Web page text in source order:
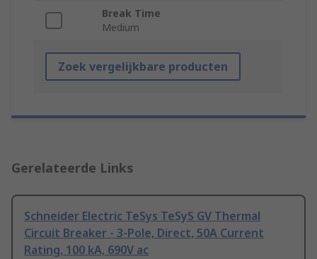
Break Time
Medium
Zoek vergelijkbare producten
Gerelateerde Links
Schneider Electric TeSys TeSyS GV Thermal
Circuit Breaker - 3-Pole, Direct, 50A Current
Rating, 100 kA, 690V ac